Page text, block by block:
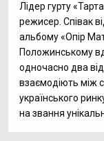
Лідер гурту
режисер. Співак
альбому «Опір
Положинському
одночасно два
взаємодіють між
українського
на звання